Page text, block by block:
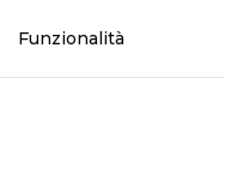
Funzionalità